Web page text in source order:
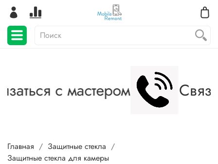
с мастером
Главная
Защитные стекла
Защитные стекла для камеры